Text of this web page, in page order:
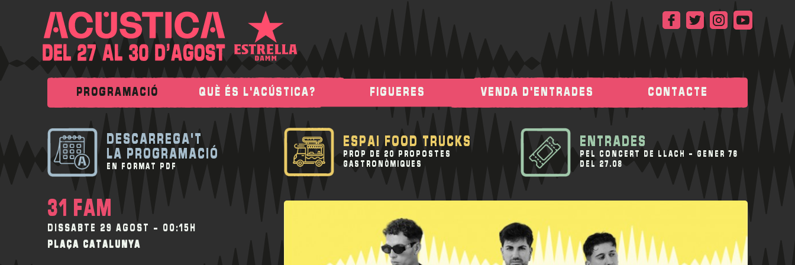
PROGRAMACIÓ QUÈ ÉS L'ACÚSTICA? FIGUERES VENDA D'ENTRADES CONTACTE
DESCARREGA'T
LA PROGRAMACIÓ
EN FORMAT PDF
ESPAI FOOD TRUCKS
PROP DE 20 PROPOSTES
GASTRONÒMIQUES
ENTRADES
PEL CONCERT DE
LLACH - GENER 76
DEL 27.08
31 FAM
DISSABTE 29 AGOST - 00:15H
PLAÇA CATALUNYA